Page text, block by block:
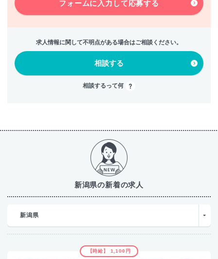
フォームに入力して応募する
求人情報に関して不明点がある場合はご相談ください。
相談する
相談するって何
新潟県の新着の求人
新潟県
【時給】 1,100円